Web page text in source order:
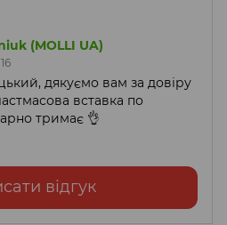
(MOLLI UA)
дякуємо вам за довіру
вставка по
тримає 👌
відгук